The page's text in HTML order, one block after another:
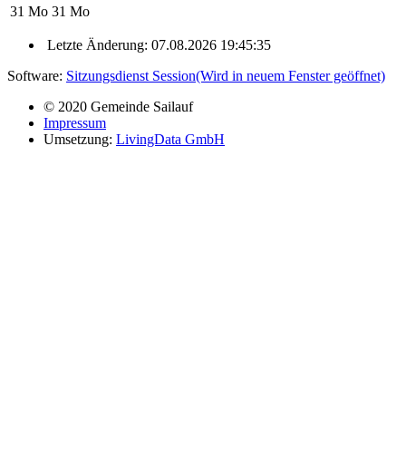
31 Mo 31 Mo
Letzte Änderung: 07.08.2026 19:45:35
Software: Sitzungsdienst Session(Wird in neuem Fenster geöffnet)
© 2020 Gemeinde Sailauf
Impressum
Umsetzung: LivingData GmbH